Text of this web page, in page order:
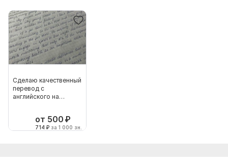
Сделаю качественный
перевод с
английского на
от 500 ₽
714 ₽ за 1 000 зн.